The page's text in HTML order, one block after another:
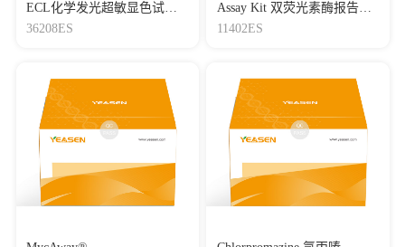
ECL化学发光超敏显色试剂
盒
36208ES
Assay Kit 双荧光素酶报告基
因检测试剂盒
11402ES